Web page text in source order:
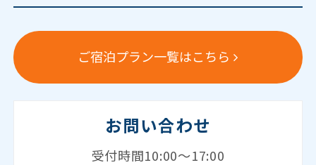
ご宿泊プラン一覧はこちら
お問い合わせ
受付時間10:00～17:00